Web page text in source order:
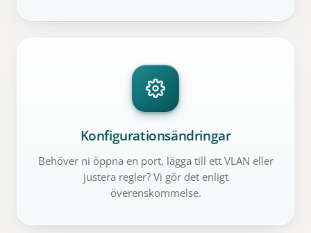
Konfigurationsändringar
Behöver ni öppna en port, lägga till ett VLAN eller
justera regler? Vi gör det enligt
överenskommelse.